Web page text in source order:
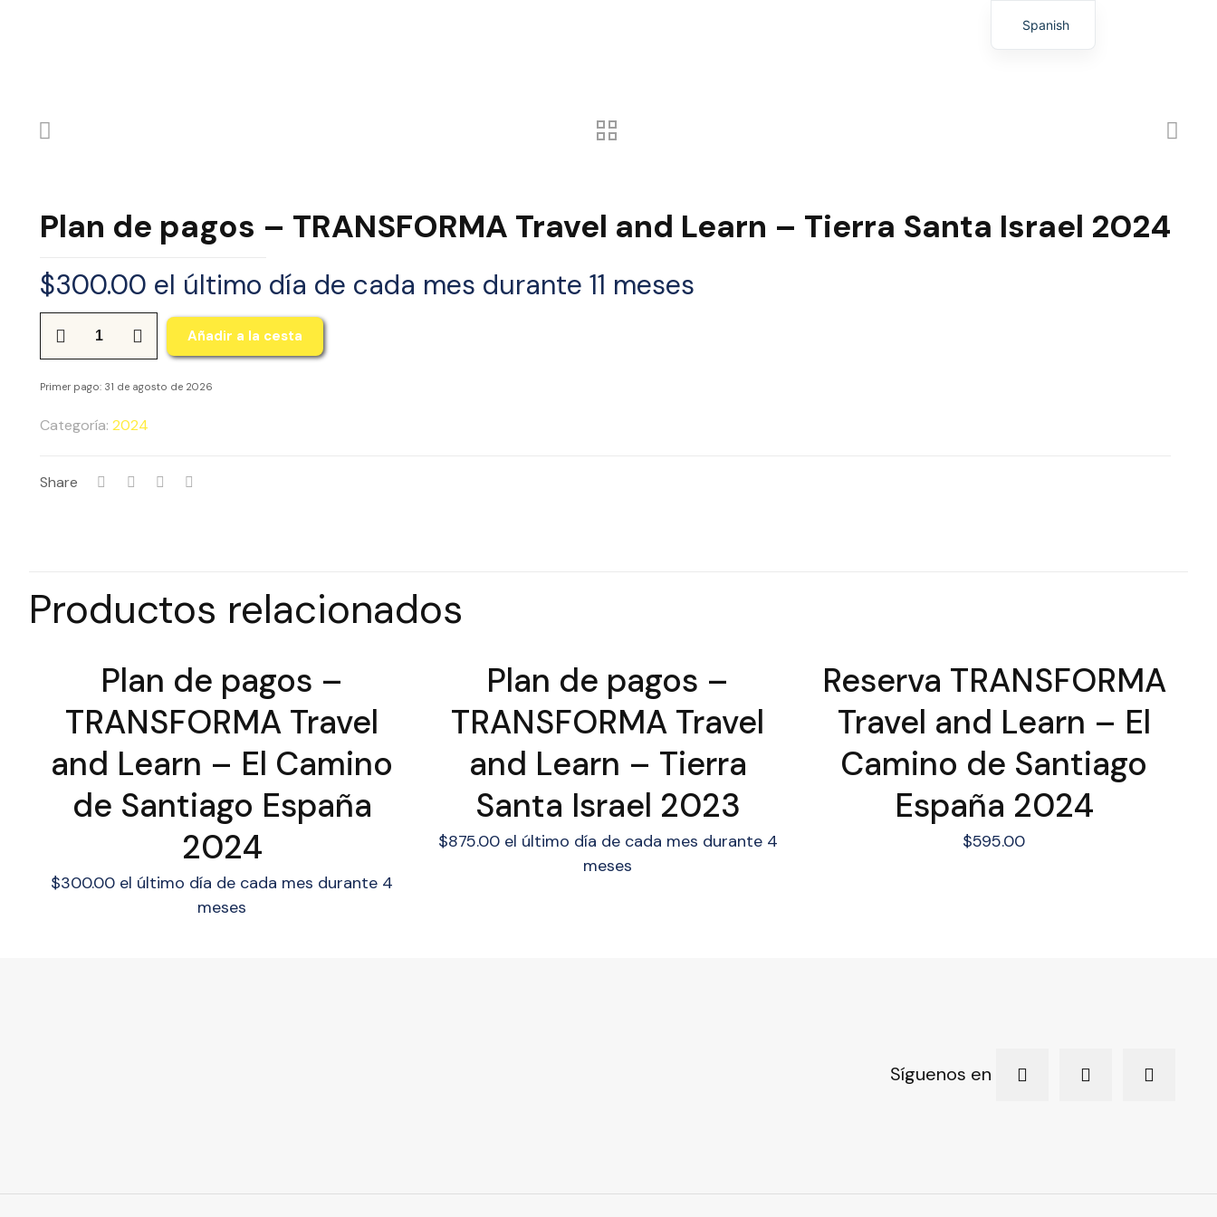
Plan de pagos – TRANSFORMA Travel and Learn – Tierra Santa Israel 2024
$300.00 el último día de cada mes durante 11 meses
Plan
pagos
-
Santa
Israel
Añadir a la cesta
Primer pago: 31 de agosto de 2026
Categoría: 2024
Share
Productos relacionados
Plan de pagos –
TRANSFORMA Travel
and Learn – El Camino
de Santiago España
2024
$300.00 el último día de cada mes durante 4
meses
Plan de pagos –
TRANSFORMA Travel
and Learn – Tierra
Santa Israel 2023
$875.00 el último día de cada mes durante 4
meses
Reserva TRANSFORMA
Travel and Learn – El
Camino de Santiago
España 2024
$595.00
Síguenos en
Spanish